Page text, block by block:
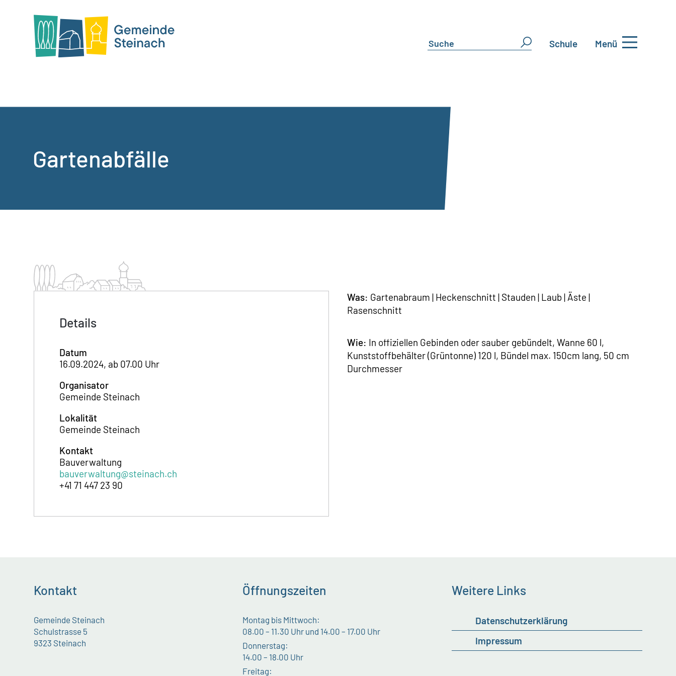
Schule Menü
Gartenabfälle
Details
Datum
16.09.2024, ab 07.00 Uhr
Organisator
Gemeinde Steinach
Lokalität
Gemeinde Steinach
Kontakt
Bauverwaltung
bauverwaltung@steinach.ch
+41 71 447 23 90
Was: Gartenabraum | Heckenschnitt | Stauden | Laub | Äste |
Rasenschnitt
Wie: In offiziellen Gebinden oder sauber gebündelt, Wanne 60 l,
Kunststoffbehälter (Grüntonne) 120 l, Bündel max. 150cm lang, 50 cm
Durchmesser
Kontakt
Gemeinde Steinach
Schulstrasse 5
9323 Steinach
Öffnungszeiten
Montag bis Mittwoch:
08.00 – 11.30 Uhr und 14.00 – 17.00 Uhr
Donnerstag:
14.00 – 18.00 Uhr
Freitag:
Weitere Links
Datenschutzerklärung
Impressum